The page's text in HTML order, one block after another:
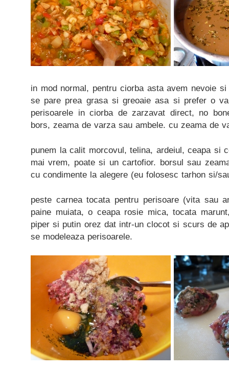
in mod normal, pentru ciorba asta avem nevoie
se pare prea grasa si greoaie asa si prefer o
perisoarele in ciorba de zarzavat direct, no
bors, zeama de varza sau ambele. cu zeama de
punem la calit morcovul, telina, ardeiul, ceapa si
mai vrem, poate si un cartofior. borsul sau
cu condimente la alegere (eu folosesc tarhon si/
peste carnea tocata pentru perisoare (vita sau
paine muiata, o ceapa rosie mica, tocata
piper si putin orez dat intr-un clocot si scurs de
se modeleaza perisoarele.